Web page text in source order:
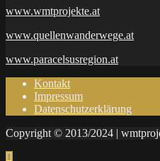
www.wmtprojekte.at
www.quellenwanderwege.at
www.paracelsusregion.at
Kontakt
Impressum
Datenschutzerklärung
Copyright © 2013/2024 |